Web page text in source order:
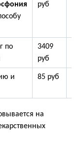
руб
по
3409
руб
и
85 руб
на